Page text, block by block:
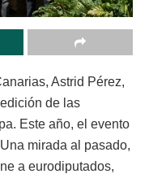
Astrid Pérez,
de las
Este año, el evento
mirada al pasado,
a eurodiputados,